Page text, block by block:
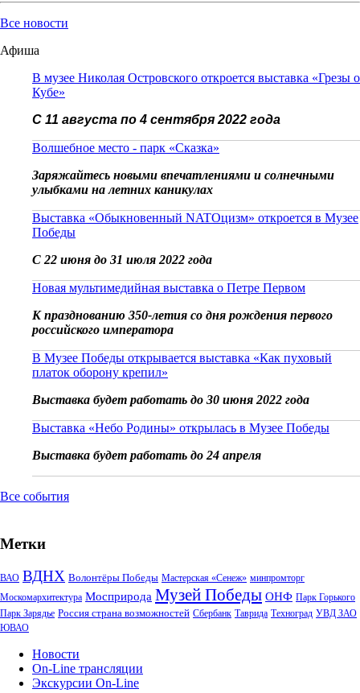
Все новости
Афиша
В музее Николая Островского откроется выставка «Грезы о
Кубе»
С 11 августа по 4 сентября 2022 года
Волшебное место - парк «Сказка»
Заряжайтесь новыми впечатлениями и солнечными
улыбками на летних каникулах
Выставка «Обыкновенный NATOцизм» откроется в Музее
Победы
С 22 июня до 31 июля 2022 года
Новая мультимедийная выставка о Петре Первом
К празднованию 350-летия со дня рождения первого
российского императора
В Музее Победы открывается выставка «Как пуховый
платок оборону крепил»
Выставка будет работать до 30 июня 2022 года
Выставка «Небо Родины» открылась в Музее Победы
Выставка будет работать до 24 апреля
Все события
Метки
ВАО ВДНХ Волонтёры Победы Мастерская «Сенеж» минпромторг
Москомархитектура Мосприрода Музей Победы ОНФ Парк Горького
Парк Зарядье Россия страна возможностей Сбербанк Таврида Техноград УВД ЗАО
ЮВАО
Новости
On-Line трансляции
Экскурсии On-Line